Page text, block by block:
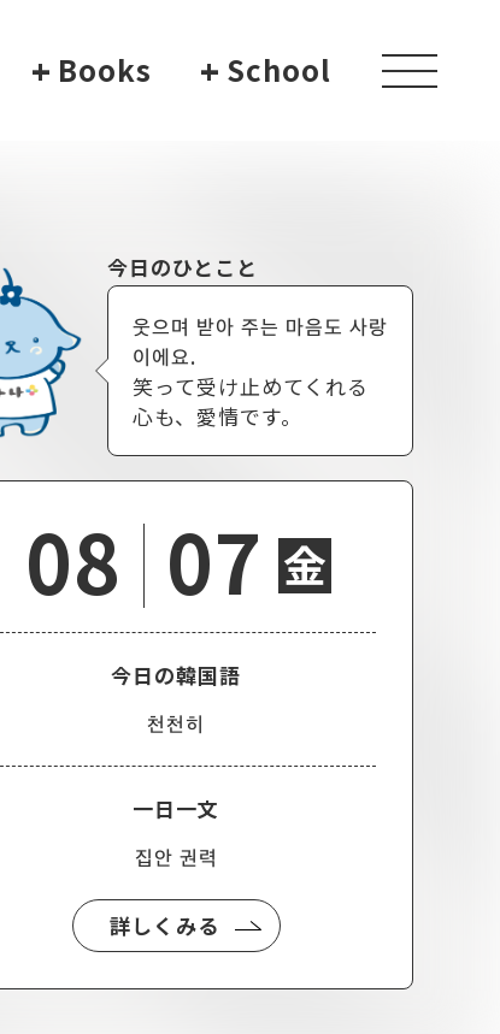
+ Books + School
toggle
今日のひとこと
웃으며 받아 주는 마음도 사랑
이에요.
笑って受け止めてくれる
心も、愛情です。
08 07 金
今日の韓国語
천천히
一日一文
집안 권력
詳しくみる